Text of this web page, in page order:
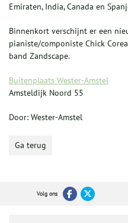
Emiraten, India, Canada en
Binnenkort verschijnt er een
pianiste/componiste Chick
band Zandscape.
Buitenplaats Wester-Amstel
Amsteldijk Noord 55
Door: Wester-Amstel
Ga terug
Volg ons